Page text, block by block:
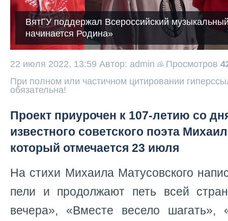
ВятГУ поддержал Всероссийский
начинается Родина»
22 июля 2022, 13:59 Автор: admin Просмотров
При полном или частичном цитировании
обязательна!
Проект приурочен к 107-летию со
известного советского поэта
который отмечается 23 июля
На стихи Михаила Матусовского
пели и продолжают петь всей
вечера», «Вместе весело шагать»,